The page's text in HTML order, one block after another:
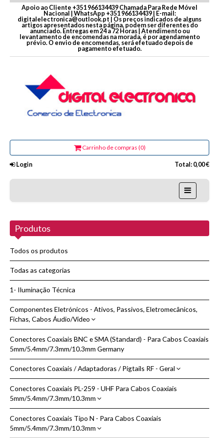
Apoio ao Cliente +351 966134439 Chamada Para Rede Móvel
Nacional | WhatsApp +351 966134439 | E-mail:
digitalelectronica@outlook.pt | Os preços indicados de alguns
artigos apresentados nesta página, podem ser diferentes do
anunciado. Entregas em 24 a 72 Horas | Atendimento ou
levantamento de encomendas na morada, é por agendamento
prévio. O envio de encomendas, será efetuado depois de
pagamento efetuado.
Carrinho de compras (0)
Login Total: 0,00 €
Novidades
Sobre nós
Contactos
Pesquisar
Produtos
Todos os produtos
Todas as categorias
1- Iluminação Técnica
Componentes Eletrónicos - Ativos, Passivos, Eletromecânicos,
Fichas, Cabos Áudio/Vídeo
Adaptadores de Áudio/Vídeo
Cabos de Áudio/Vídeo - HDMI
Dissipação Térmica
Fichas | Conectores
Adaptadores | Conectores DC
Pontas de Prova + Crocodilos e Bananas
Conectores Coaxiais BNC e SMA (Standard) - Para Cabos Coaxiais
5mm/5.4mm/7.3mm/10.3mm Germany
Conectores Coaxiais / Adaptadoras / Pigtails RF - Geral
Adaptadoras Coaxiais RF - Varios Modelos
Cabos Coaxiais Adaptadores - Pigtails RF | WIFI
Cabos Coaxiais Adaptadores e Pigtails WIFI Reverse e Standard - Geral
Conectores Coaxiais PL-259 - UHF Para Cabos Coaxiais
5mm/5.4mm/7.3mm/10.3mm
Conectores Coaxiais PL-259 - UHF Cabos Coaxiais 5/5.4/7.3/10.3mm
Marca Kabel Kusch
Conectores Coaxiais Tipo N - Para Cabos Coaxiais
5mm/5.4mm/7.3mm/10.3mm